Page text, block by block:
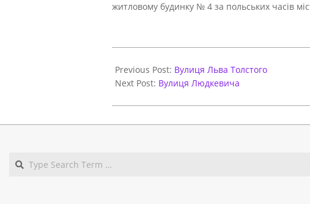
житловому будинку № 4 за польських часів
06-
01
Previous Post: Вулиця Льва Толстого
Next Post: Вулиця Людкевича